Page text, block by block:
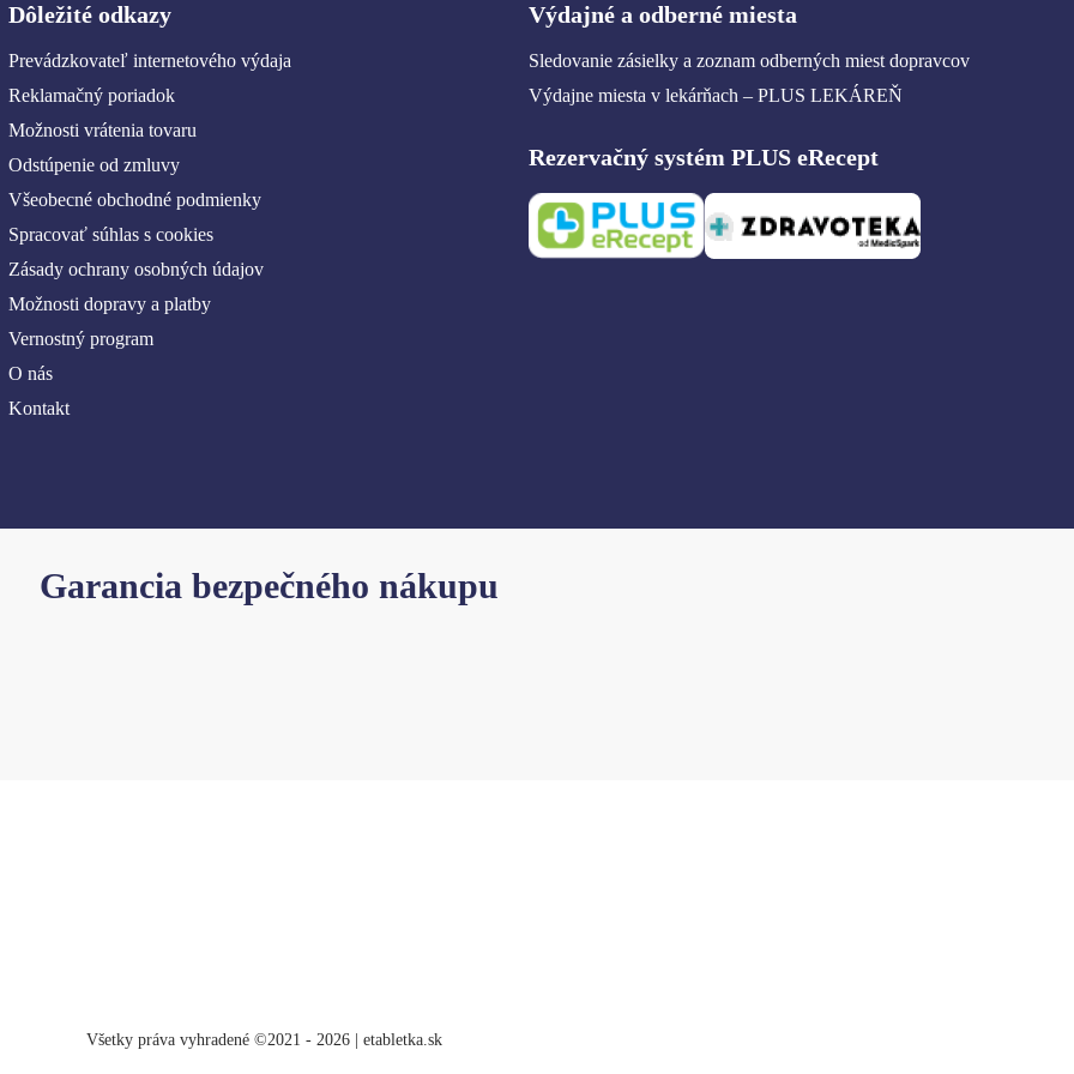
Dôležité odkazy
Prevádzkovateľ internetového výdaja
Reklamačný poriadok
Možnosti vrátenia tovaru
Odstúpenie od zmluvy
Všeobecné obchodné podmienky
Spracovať súhlas s cookies
Zásady ochrany osobných údajov
Možnosti dopravy a platby
Vernostný program
O nás
Kontakt
Výdajné a odberné miesta
Sledovanie zásielky a zoznam odberných miest dopravcov
Výdajne miesta v lekárňach – PLUS LEKÁREŇ
Rezervačný systém PLUS eRecept
Garancia bezpečného nákupu
Všetky práva vyhradené ©2021 - 2026 | etabletka.sk